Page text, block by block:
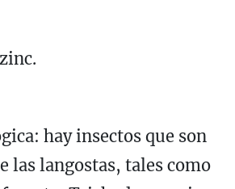
hay insectos que son
las langostas, tales como